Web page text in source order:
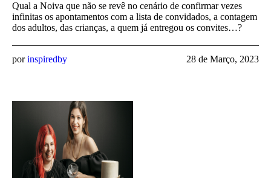
Qual a Noiva que não se revê no cenário de confirmar vezes
infinitas os apontamentos com a lista de convidados, a contagem
dos adultos, das crianças, a quem já entregou os convites…?
28 de Março, 2023
porinspiredby